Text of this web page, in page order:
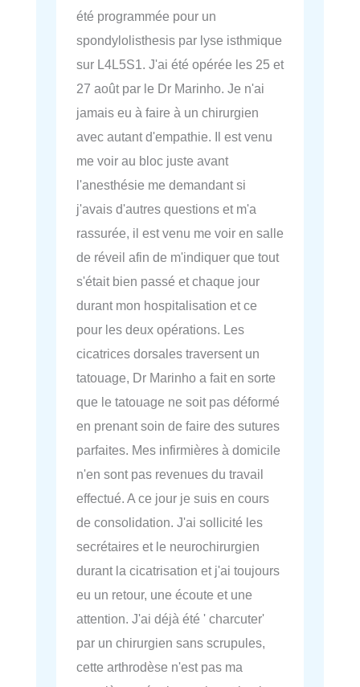
été programmée pour un
spondylolisthesis par lyse isthmique
sur L4L5S1. J'ai été opérée les 25 et
27 août par le Dr Marinho. Je n'ai
jamais eu à faire à un chirurgien
avec autant d'empathie. Il est venu
me voir au bloc juste avant
l'anesthésie me demandant si
j'avais d'autres questions et m'a
rassurée, il est venu me voir en salle
de réveil afin de m'indiquer que tout
s'était bien passé et chaque jour
durant mon hospitalisation et ce
pour les deux opérations. Les
cicatrices dorsales traversent un
tatouage, Dr Marinho a fait en sorte
que le tatouage ne soit pas déformé
en prenant soin de faire des sutures
parfaites. Mes infirmières à domicile
n'en sont pas revenues du travail
effectué. A ce jour je suis en cours
de consolidation. J'ai sollicité les
secrétaires et le neurochirurgien
durant la cicatrisation et j'ai toujours
eu un retour, une écoute et une
attention. J'ai déjà été ' charcuter'
par un chirurgien sans scrupules,
cette arthrodèse n'est pas ma